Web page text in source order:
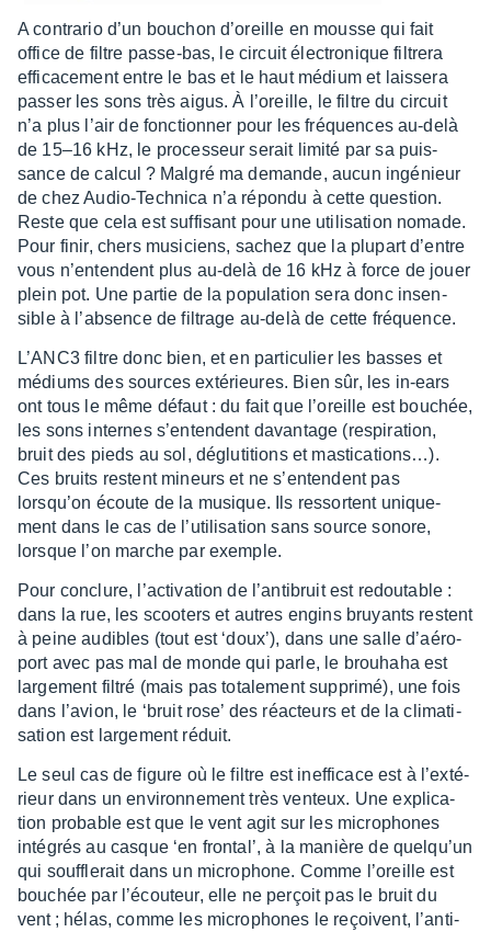
A contra­rio d’un bouchon d’oreille en mousse qui fait
office de filtre passe-bas, le circuit élec­tro­nique filtrera
effi­ca­ce­ment entre le bas et le haut médium et lais­sera
passer les sons très aigus. À l’oreille, le filtre du circuit
n’a plus l’air de fonc­tion­ner pour les fréquences au-delà
de 15–16 kHz, le proces­seur serait limité par sa puis­
sance de calcul ? Malgré ma demande, aucun ingé­nieur
de chez Audio-Tech­nica n’a répondu à cette ques­tion.
Reste que cela est suffi­sant pour une utili­sa­tion nomade.
Pour finir, chers musi­ciens, sachez que la plupart d’entre
vous n’en­tendent plus au-delà de 16 kHz à force de jouer
plein pot. Une partie de la popu­la­tion sera donc insen­
sible à l’ab­sence de filtrage au-delà de cette fréquence.
L’ANC3 filtre donc bien, et en parti­cu­lier les basses et
médiums des sources exté­rieures. Bien sûr, les in-ears
ont tous le même défaut : du fait que l’oreille est bouchée,
les sons internes s’en­tendent davan­tage (respi­ra­tion,
bruit des pieds au sol, déglu­ti­tions et masti­ca­tions…).
Ces bruits restent mineurs et ne s’en­tendent pas
lorsqu’on écoute de la musique. Ils ressortent unique­
ment dans le cas de l’uti­li­sa­tion sans source sonore,
lorsque l’on marche par exemple.
Pour conclure, l’ac­ti­va­tion de l’an­ti­bruit est redou­table :
dans la rue, les scoo­ters et autres engins bruyants restent
à peine audibles (tout est ‘doux’), dans une salle d’aé­ro­
port avec pas mal de monde qui parle, le brou­haha est
large­ment filtré (mais pas tota­le­ment supprimé), une fois
dans l’avion, le ‘bruit rose’ des réac­teurs et de la clima­ti­
sa­tion est large­ment réduit.
Le seul cas de figure où le filtre est inef­fi­cace est à l’ex­té­
rieur dans un envi­ron­ne­ment très venteux. Une expli­ca­
tion probable est que le vent agit sur les micro­phones
inté­grés au casque ‘en fron­tal’, à la manière de quelqu’un
qui souf­fle­rait dans un micro­phone. Comme l’oreille est
bouchée par l’écou­teur, elle ne perçoit pas le bruit du
vent ; hélas, comme les micro­phones le reçoivent, l’an­ti­